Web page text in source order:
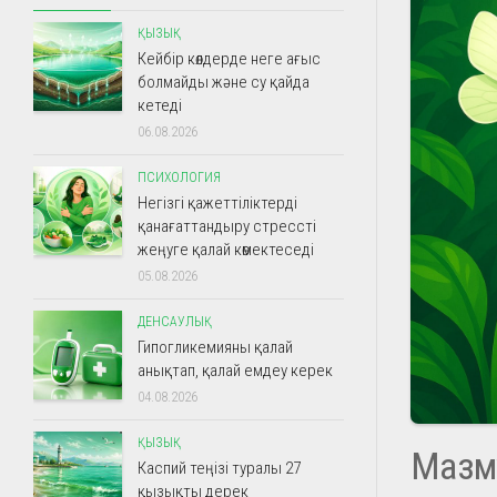
ҚЫЗЫҚ
Кейбір көлдерде неге ағыс
болмайды және су қайда
кетеді
06.08.2026
ПСИХОЛОГИЯ
Негізгі қажеттіліктерді
қанағаттандыру стрессті
жеңуге қалай көмектеседі
05.08.2026
ДЕНСАУЛЫҚ
Гипогликемияны қалай
анықтап, қалай емдеу керек
04.08.2026
ҚЫЗЫҚ
Каспий теңізі туралы 27
қызықты дерек